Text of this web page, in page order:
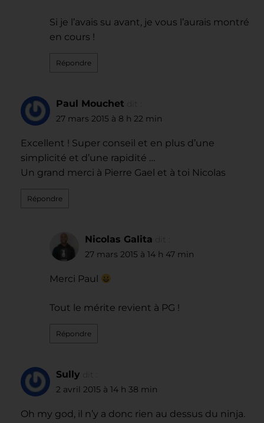
Si je l’avais su avant, je vous l’aurais montré
en cours !
Répondre
Paul Mouchet
27 mars 2015 à 8 h 22 min
Excellent ! Super conseil et en plus d’une
simplicité et d’une rapidité …
Un grand merci à Pierre Gael et à toi Nicolas
Répondre
Nicolas Galita
27 mars 2015 à 14 h 47 min
Merci Paul
Tout le mérite revient à PG !
Répondre
Sully
2 avril 2015 à 14 h 38 min
Oh my god, il n’y a donc rien au dessus du ninja.